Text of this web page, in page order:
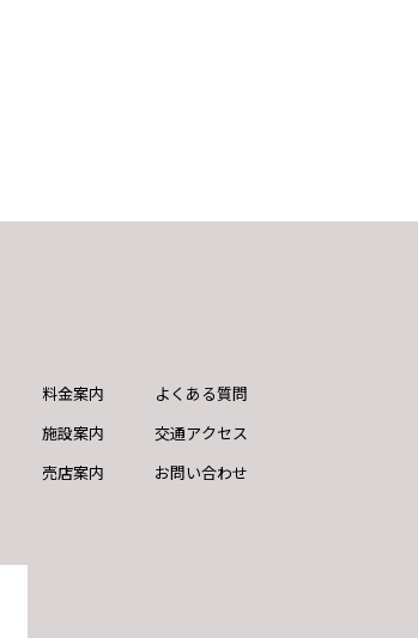
料金案内
施設案内
売店案内
よくある質問
交通アクセス
お問い合わせ